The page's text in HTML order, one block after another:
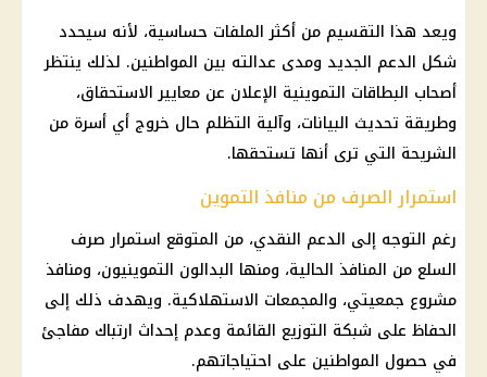
ويعد هذا التقسيم من أكثر الملفات حساسية، لأنه سيحدد
شكل الدعم الجديد ومدى عدالته بين المواطنين. لذلك ينتظر
أصحاب البطاقات التموينية الإعلان عن معايير الاستحقاق،
وطريقة تحديث البيانات، وآلية التظلم حال خروج أي أسرة من
الشريحة التي ترى أنها تستحقها.
استمرار الصرف من منافذ التموين
رغم التوجه إلى الدعم النقدي، من المتوقع استمرارصرف
السلعمن المنافذ الحالية، ومنها البدالون التموينيون، ومنافذ
مشروع جمعيتي، والمجمعات الاستهلاكية. ويهدف ذلك إلى
الحفاظ على شبكة التوزيع القائمة وعدم إحداث ارتباك مفاجئ
في حصول المواطنين على احتياجاتهم.